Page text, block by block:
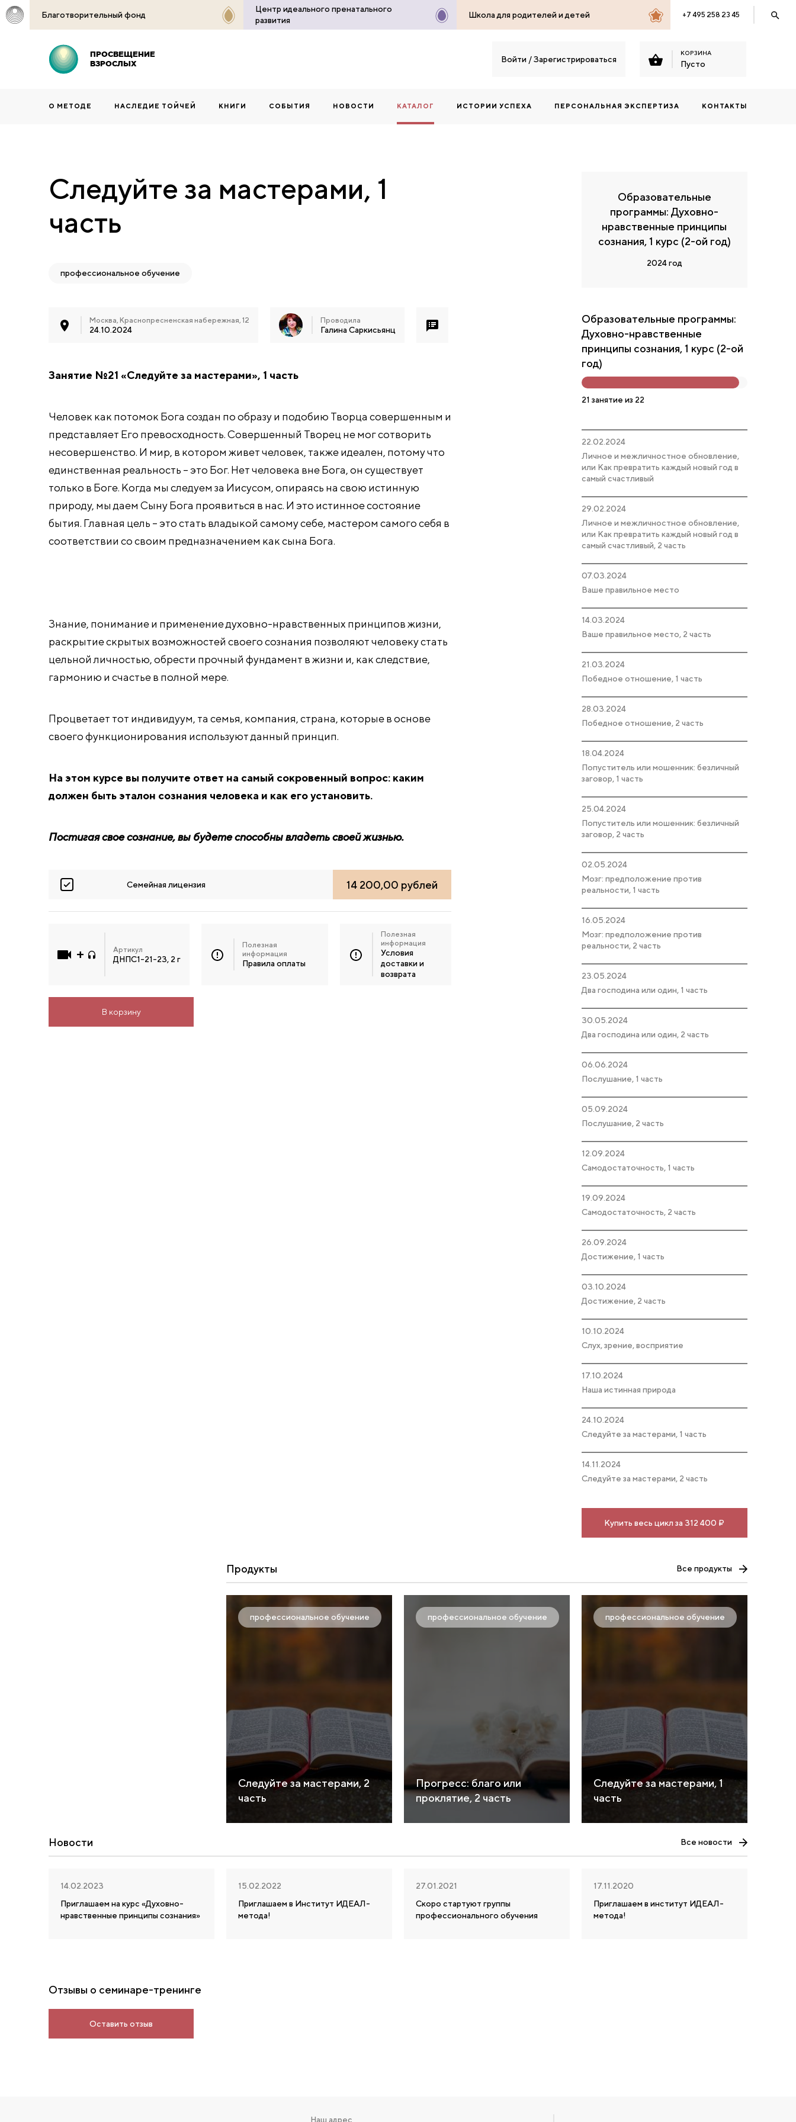
Благотворительный фонд
Центр идеального пренатального
развития
Школа для родителей и детей +7 495 258 23 45
ПРОСВЕЩЕНИЕ
ВЗРОСЛЫХ
Войти /Зарегистрироваться
КОРЗИНА
Пусто
О МЕТОДЕ НАСЛЕДИЕ ТОЙЧЕЙ КНИГИ СОБЫТИЯ НОВОСТИ КАТАЛОГ ИСТОРИИ УСПЕХА ПЕРСОНАЛЬНАЯ ЭКСПЕРТИЗА КОНТАКТЫ
Следуйте за мастерами, 1
часть
профессиональное обучение
Москва, Краснопресненская набережная, 12
24.10.2024
Проводила
Галина Саркисьянц
Занятие №21 «Следуйте за мастерами», 1 часть
Человек как потомок Бога создан по образу и подобию Творца совершенным и
представляет Его превосходность. Совершенный Творец не мог сотворить
несовершенство. И мир, в котором живет человек, также идеален, потому что
единственная реальность – это Бог. Нет человека вне Бога, он существует
только в Боге. Когда мы следуем за Иисусом, опираясь на свою истинную
природу, мы даем Сыну Бога проявиться в нас. И это истинное состояние
бытия. Главная цель – это стать владыкой самому себе, мастером самого себя в
соответствии со своим предназначением как сына Бога.
Знание, понимание и применение духовно-нравственных принципов жизни,
раскрытие скрытых возможностей своего сознания позволяют человеку стать
цельной личностью, обрести прочный фундамент в жизни и, как следствие,
гармонию и счастье в полной мере.
Процветает тот индивидуум, та семья, компания, страна, которые в основе
своего функционирования используют данный принцип.
На этом курсе вы получите ответ на самый сокровенный вопрос: каким
должен быть эталон сознания человека и как его установить.
Постигая свое сознание, вы будете способны владеть своей жизнью.
Семейная лицензия 14 200,00 рублей
Артикул
ДНПС1-21-23, 2 г
Полезная
информация
Правила оплаты
Полезная
информация
Условия
доставки и
возврата
В корзину
Образовательные
программы: Духовно-
нравственные принципы
сознания, 1 курс (2-ой год)
2024 год
Образовательные программы:
Духовно-нравственные
принципы сознания, 1 курс (2-ой
год)
21 занятие из 22
22.02.2024
Личное и межличностное обновление,
или Как превратить каждый новый год в
самый счастливый
29.02.2024
Личное и межличностное обновление,
или Как превратить каждый новый год в
самый счастливый, 2 часть
07.03.2024
Ваше правильное место
14.03.2024
Ваше правильное место, 2 часть
21.03.2024
Победное отношение, 1 часть
28.03.2024
Победное отношение, 2 часть
18.04.2024
Попуститель или мошенник: безличный
заговор, 1 часть
25.04.2024
Попуститель или мошенник: безличный
заговор, 2 часть
02.05.2024
Мозг: предположение против
реальности, 1 часть
16.05.2024
Мозг: предположение против
реальности, 2 часть
23.05.2024
Два господина или один, 1 часть
30.05.2024
Два господина или один, 2 часть
06.06.2024
Послушание, 1 часть
05.09.2024
Послушание, 2 часть
12.09.2024
Самодостаточность, 1 часть
19.09.2024
Самодостаточность, 2 часть
26.09.2024
Достижение, 1 часть
03.10.2024
Достижение, 2 часть
10.10.2024
Слух, зрение, восприятие
17.10.2024
Наша истинная природа
24.10.2024
Следуйте за мастерами, 1 часть
14.11.2024
Следуйте за мастерами, 2 часть
Купить весь цикл за 312 400 ₽
Продукты Все продукты
профессиональное обучение
Следуйте за мастерами, 2
часть
профессиональное обучение
Прогресс: благо или
проклятие, 2 часть
профессиональное обучение
Следуйте за мастерами, 1
часть
Новости Все новости
14.02.2023
Приглашаем на курс «Духовно-
нравственные принципы сознания»
15.02.2022
Приглашаем в Институт ИДЕАЛ-
метода!
27.01.2021
Скоро стартуют группы
профессионального обучения
17.11.2020
Приглашаем в институт ИДЕАЛ-
метода!
Отзывы о семинаре-тренинге
Оставить отзыв
Наш адрес